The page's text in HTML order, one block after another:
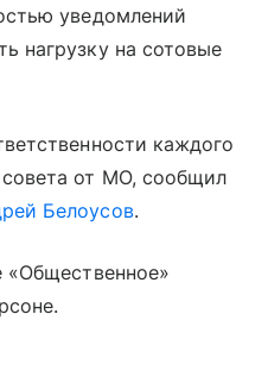
уведомлений
нагрузку на сотовые
каждого
от МО, сообщил
Белоусов.
«Общественное»